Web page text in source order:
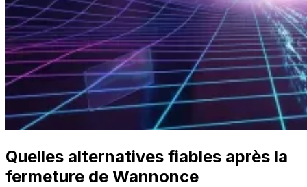
Quelles alternatives fiables après la
fermeture de Wannonce